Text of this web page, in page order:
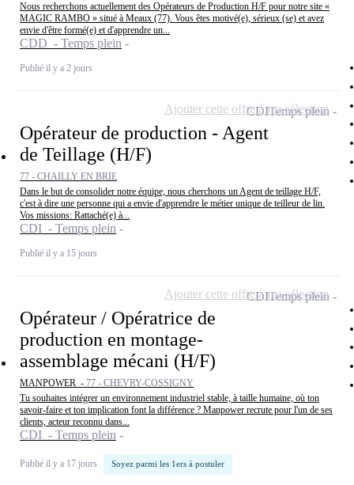
Nous recherchons actuellement des Opérateurs de Production H/F pour notre site «
MAGIC RAMBO » situé à Meaux (77). Vous êtes motivé(e), sérieux (se) et avez
envie d'être formé(e) et d'apprendre un...
CDD - Temps plein
Publié il y a 2 jours
Opérateur de production - Agent
de Teillage (H/F)
77 - CHAILLY EN BRIE
Dans le but de consolider notre équipe, nous cherchons un Agent de teillage H/F,
c'est à dire une personne qui a envie d'apprendre le métier unique de teilleur de lin.
Vos missions: Rattaché(e) à...
CDI - Temps plein
Publié il y a 15 jours
CDITemps plein
Ajouter cette offre à ma sélection
Opérateur / Opératrice de
production en montage-
assemblage mécani (H/F)
MANPOWER - 77 - CHEVRY-COSSIGNY
Tu souhaites intégrer un environnement industriel stable, à taille humaine, où ton
savoir-faire et ton implication font la différence ? Manpower recrute pour l'un de ses
clients, acteur reconnu dans...
CDI - Temps plein
Publié il y a 17 jours Soyez parmi les 1ers à postuler
CDITemps plein
Ajouter cette offre à ma sélection